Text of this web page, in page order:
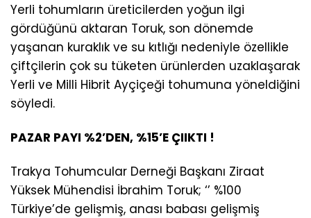
Yerli tohumların üreticilerden yoğun ilgi
gördüğünü aktaran Toruk, son dönemde
yaşanan kuraklık ve su kıtlığı nedeniyle özellikle
çiftçilerin çok su tüketen ürünlerden uzaklaşarak
Yerli ve Milli Hibrit Ayçiçeği tohumuna yöneldiğini
söyledi.
PAZAR PAYI %2’DEN, %15’E ÇIIKTI !
Trakya Tohumcular Derneği Başkanı Ziraat
Yüksek Mühendisi İbrahim Toruk; ‘’ %100
Türkiye’de gelişmiş, anası babası gelişmiş